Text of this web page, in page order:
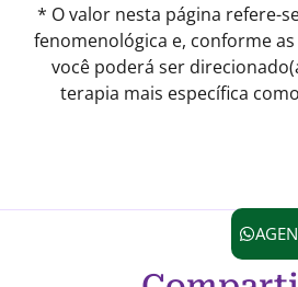
* O valor nesta página refere-
fenomenológica e, conforme
você poderá ser
terapia mais específica